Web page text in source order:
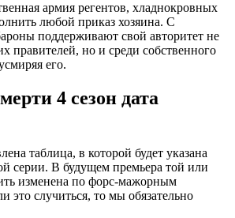
армия регентов, хладнокровных
любой приказ хозяина. С
поддерживают свой авторитет не
правителей, но и среди собственного
его.
4 сезон дата
таблица, в которой будет указана
серии. В будущем премьера той или
изменена по форс-мажорным
это случиться, то мы обязательно